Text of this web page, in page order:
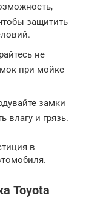
защитить
не
при мойке
замки
влагу и грязь.
в
Toyota